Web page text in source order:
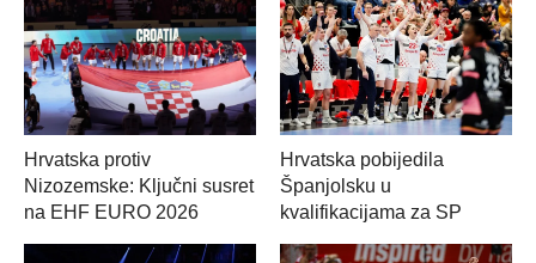
Hrvatska protiv
Nizozemske: Ključni susret
na EHF EURO 2026
Hrvatska pobijedila
Španjolsku u
kvalifikacijama za SP